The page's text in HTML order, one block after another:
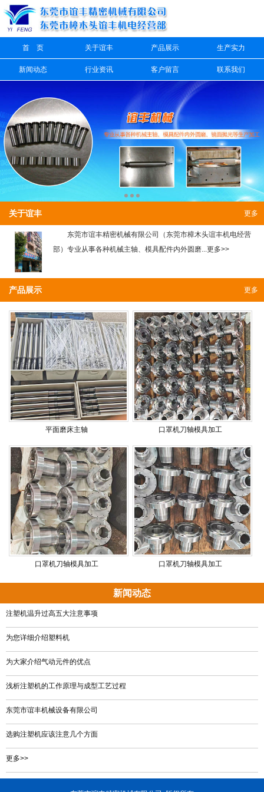
首 页 关于谊丰 产品展示 生产实力
新闻动态 行业资讯 客户留言 联系我们
更多
关于谊丰
东莞市谊丰精密机械有限公司（东莞市樟木头谊丰机电经营
部）专业从事各种机械主轴、模具配件内外圆磨...更多>>
更多
产品展示
平面磨床主轴 口罩机刀轴模具加工
口罩机刀轴模具加工 口罩机刀轴模具加工
新闻动态
注塑机温升过高五大注意事项
为您详细介绍塑料机
为大家介绍气动元件的优点
浅析注塑机的工作原理与成型工艺过程
东莞市谊丰机械设备有限公司
选购注塑机应该注意几个方面
更多>>
信息搜索